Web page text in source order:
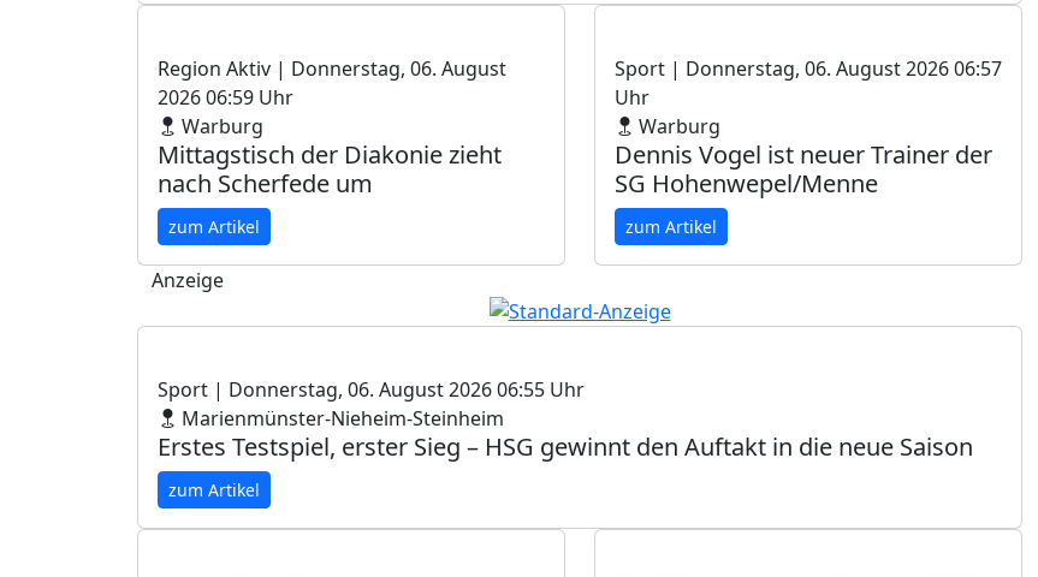
Region Aktiv | Donnerstag, 06. August
2026 06:59 Uhr
Warburg
Mittagstisch der Diakonie zieht
nach Scherfede um
zum Artikel
Sport | Donnerstag, 06. August 2026 06:57
Uhr
Warburg
Dennis Vogel ist neuer Trainer der
SG Hohenwepel/Menne
zum Artikel
Anzeige
Sport | Donnerstag, 06. August 2026 06:55 Uhr
Marienmünster-Nieheim-Steinheim
Erstes Testspiel, erster Sieg – HSG gewinnt den Auftakt in die neue Saison
zum Artikel